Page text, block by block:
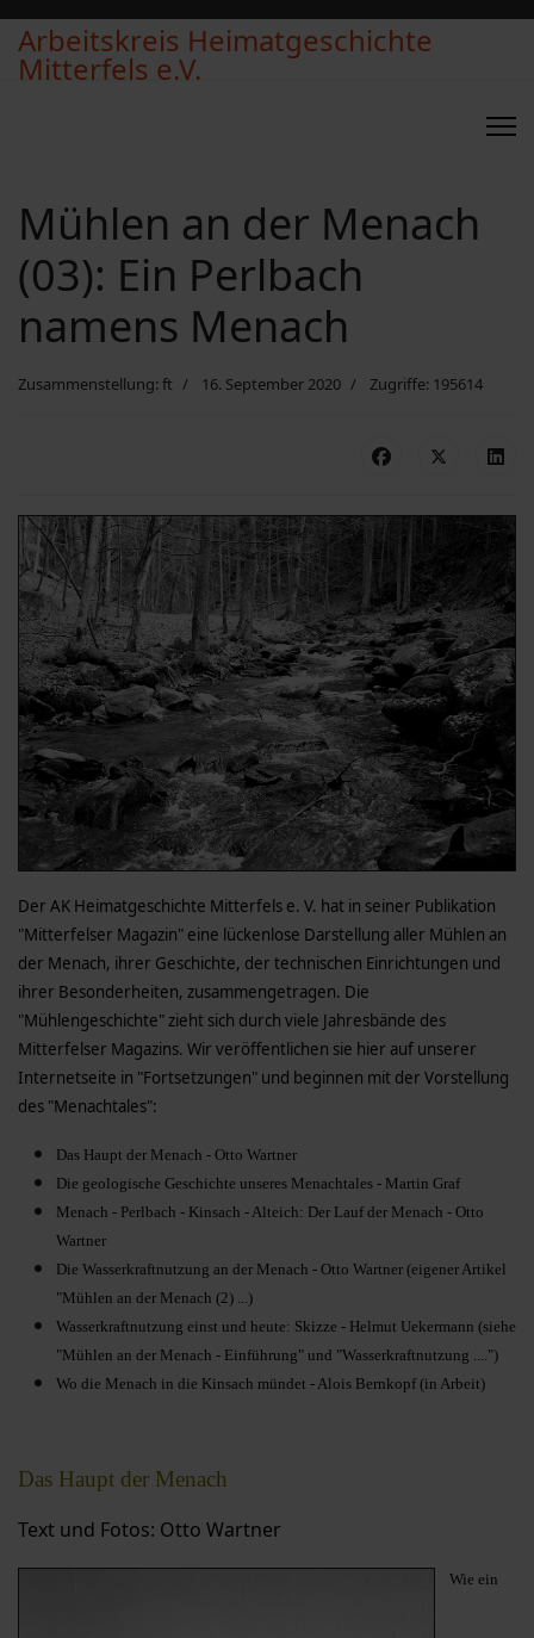
Arbeitskreis Heimatgeschichte
Mitterfels e.V.
Mühlen an der Menach
(03): Ein Perlbach
namens Menach
Zusammenstellung: ft 16. September 2020 Zugriffe: 195614
Der AK Heimatgeschichte Mitterfels e. V. hat in seiner Publikation
"Mitterfelser Magazin" eine lückenlose Darstellung aller Mühlen an
der Menach, ihrer Geschichte, der technischen Einrichtungen und
ihrer Besonderheiten, zusammengetragen. Die
"Mühlengeschichte" zieht sich durch viele Jahresbände des
Mitterfelser Magazins. Wir veröffentlichen sie hier auf unserer
Internetseite in "Fortsetzungen" und beginnen mit der Vorstellung
des "Menachtales":
Das Haupt der Menach - Otto Wartner
Die geologische Geschichte unseres Menachtales - Martin Graf
Menach - Perlbach - Kinsach - Alteich: Der Lauf der Menach - Otto
Wartner
Die Wasserkraftnutzung an der Menach - Otto Wartner (eigener Artikel
"Mühlen an der Menach (2) ...)
Wasserkraftnutzung einst und heute: Skizze - Helmut Uekermann (siehe
"Mühlen an der Menach - Einführung" und "Wasserkraftnutzung ....")
Wo die Menach in die Kinsach mündet - Alois Bernkopf (in Arbeit)
Das Haupt der Menach
Text und Fotos: Otto Wartner
Wie ein